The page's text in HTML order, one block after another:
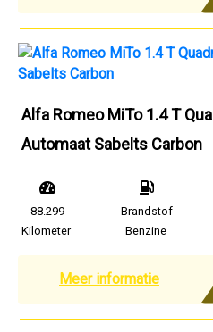
Alfa Romeo MiTo 1.4 T
Automaat Sabelts Carbon
88.299
Kilometer
Brandstof
Benzine
Meer informatie